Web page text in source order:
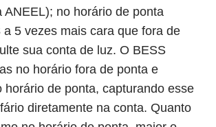
ANEEL); no horário de ponta
a 5 vezes mais cara que fora de
sua conta de luz. O BESS
no horário fora de ponta e
horário de ponta, capturando esse
diretamente na conta. Quanto